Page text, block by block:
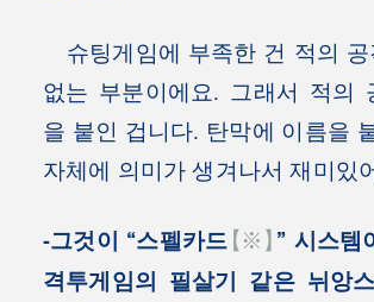
슈팅게임에 부족한 건 적의 공
없는 부분이에요. 그래서 적의
을 붙인 겁니다. 탄막에 이름을
자체에 의미가 생겨나서 재미있
-그것이 “스펠카드【※】” 시스템
격투게임의 필살기 같은 뉘앙